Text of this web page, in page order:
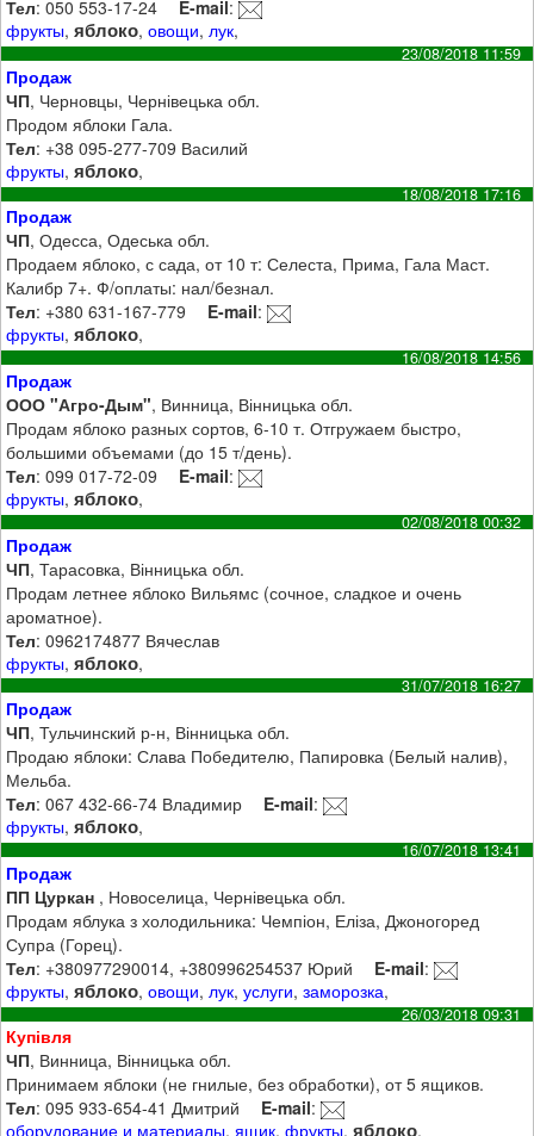
Тел: 050 553-17-24 E-mail:
фрукты,яблоко,овощи,лук,
23/08/2018 11:59
Продаж
ЧП, Черновцы, Чернівецька обл.
Продом яблоки Гала.
Тел: +38 095-277-709 Василий
фрукты,яблоко,
18/08/2018 17:16
Продаж
ЧП, Одесса, Одеська обл.
Продаем яблоко, с сада, от 10 т: Селеста, Прима, Гала Маст.
Калибр 7+. Ф/оплаты: нал/безнал.
Тел: +380 631-167-779 E-mail:
фрукты,яблоко,
16/08/2018 14:56
Продаж
ООО "Агро-Дым", Винница, Вінницька обл.
Продам яблоко разных сортов, 6-10 т. Отгружаем быстро,
большими объемами (до 15 т/день).
Тел: 099 017-72-09 E-mail:
фрукты,яблоко,
02/08/2018 00:32
Продаж
ЧП, Тарасовка, Вінницька обл.
Продам летнее яблоко Вильямс (сочное, сладкое и очень
ароматное).
Тел: 0962174877 Вячеслав
фрукты,яблоко,
31/07/2018 16:27
Продаж
ЧП, Тульчинский р-н, Вінницька обл.
Продаю яблоки: Слава Победителю, Папировка (Белый налив),
Мельба.
Тел: 067 432-66-74 Владимир E-mail:
фрукты,яблоко,
16/07/2018 13:41
Продаж
ПП Цуркан , Новоселица, Чернівецька обл.
Продам яблука з холодильника: Чемпіон, Еліза, Джоногоред
Супра (Горец).
Тел: +380977290014, +380996254537 Юрий E-mail:
фрукты,яблоко,овощи, лук,услуги,заморозка,
26/03/2018 09:31
Купівля
ЧП, Винница, Вінницька обл.
Принимаем яблоки (не гнилые, без обработки), от 5 ящиков.
Тел: 095 933-654-41 Дмитрий E-mail:
оборудование и материалы,ящик,фрукты,яблоко,